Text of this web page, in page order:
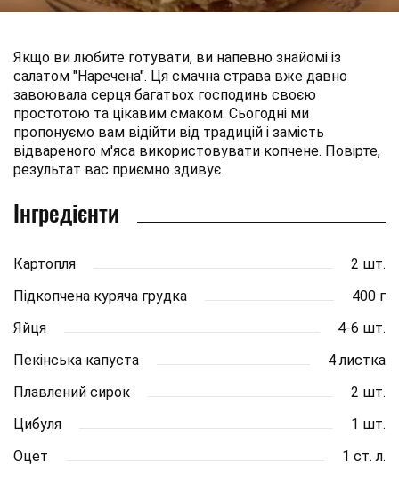
Якщо ви любите готувати, ви напевно знайомі із
салатом "Наречена". Ця смачна страва вже давно
завоювала серця багатьох господинь своєю
простотою та цікавим смаком. Сьогодні ми
пропонуємо вам відійти від традицій і замість
відвареного м'яса використовувати копчене. Повірте,
результат вас приємно здивує.
Інгредієнти
Картопля
2 шт.
Підкопчена куряча грудка
400 г
Яйця
4-6 шт.
Пекінська капуста
4 листка
Плавлений сирок
2 шт.
Цибуля
1 шт.
Оцет
1 ст. л.